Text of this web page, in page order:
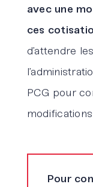
avec une
ces
d’attendre
PCG pour
Pour